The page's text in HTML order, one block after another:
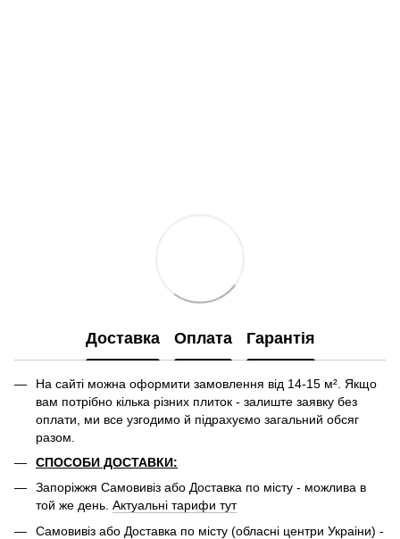
Доставка Оплата Гарантія
На сайті можна оформити замовлення від 14-15 м². Якщо
вам потрібно кілька різних плиток - залиште заявку без
оплати, ми все узгодимо й підрахуємо загальний обсяг
разом.
СПОСОБИ ДОСТАВКИ:
Запоріжжя Самовивіз або Доставка по місту - можлива в
той же день. Актуальні тарифи тут
Самовивіз або Доставка по місту (обласні центри Украіни) -